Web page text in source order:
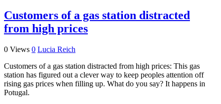
Customers of a gas station distracted
from high prices
0 Views 0 Lucia Reich
Customers of a gas station distracted from high prices: This gas
station has figured out a clever way to keep peoples attention off
rising gas prices when filling up. What do you say? It happens in
Potugal.